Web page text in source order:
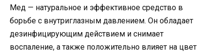
Мед — натуральное и эффективное средство в
борьбе с внутриглазным давлением. Он обладает
дезинфицирующим действием и снимает
воспаление, а также положительно влияет на цвет